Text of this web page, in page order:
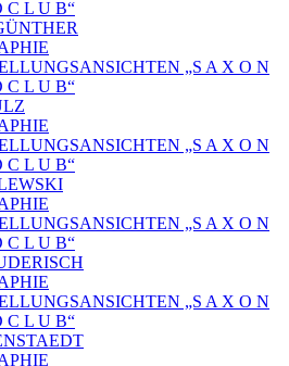
C L U B“
„S A X O N
C L U B“
„S A X O N
C L U B“
„S A X O N
C L U B“
„S A X O N
C L U B“